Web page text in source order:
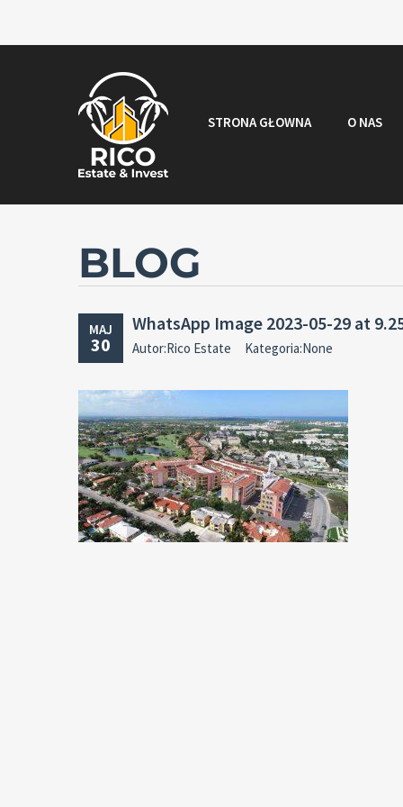
STRONA GŁOWNA O NAS
BLOG
MAJ
30
WhatsApp Image 2023-05-29 at
Autor:Rico Estate Kategoria:None